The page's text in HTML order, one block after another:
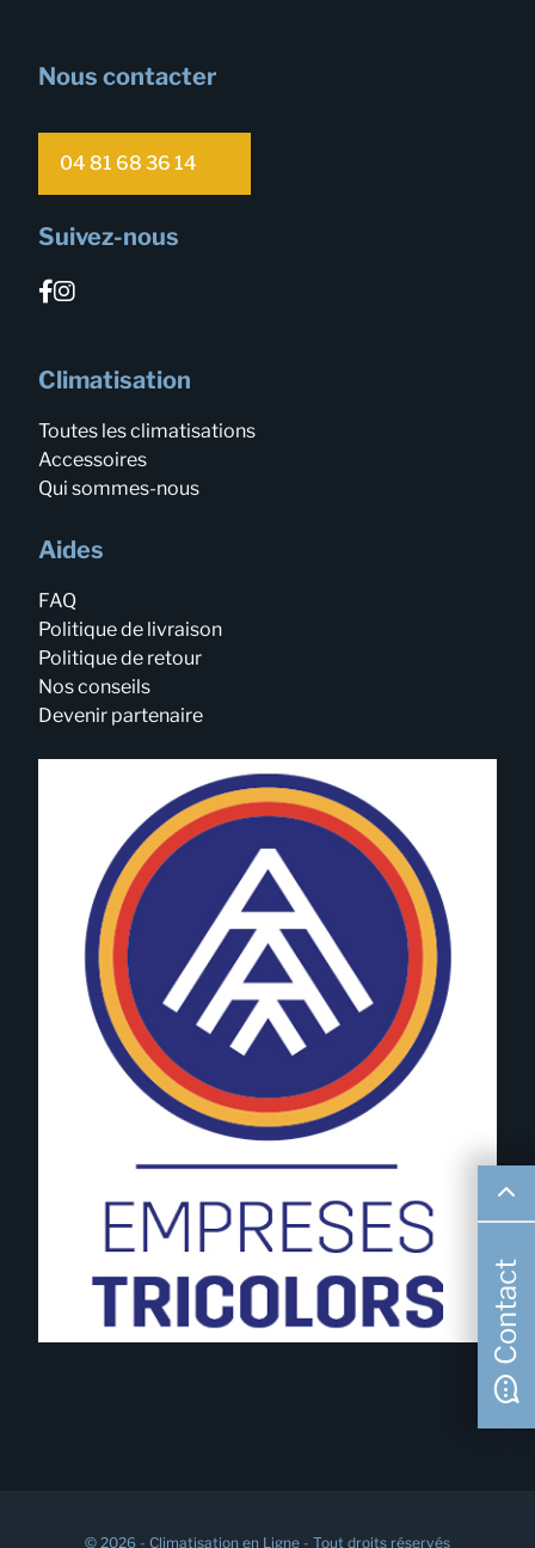
Nous contacter
04 81 68 36 14
Suivez-nous
Climatisation
Toutes les climatisations
Accessoires
Qui sommes-nous
Aides
FAQ
Politique de livraison
Politique de retour
Nos conseils
Devenir partenaire
© 2026 - Climatisation en Ligne - Tout droits réservés
Contact